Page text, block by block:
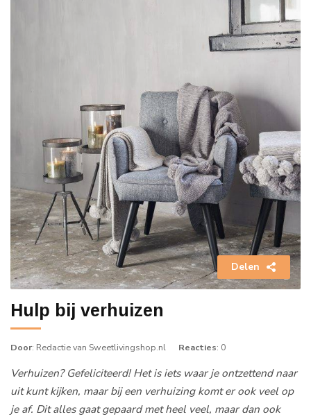
Delen
Hulp bij verhuizen
Door: Redactie van Sweetlivingshop.nl Reacties: 0
Verhuizen? Gefeliciteerd! Het is iets waar je ontzettend naar
uit kunt kijken, maar bij een verhuizing komt er ook veel op
je af. Dit alles gaat gepaard met heel veel, maar dan ook